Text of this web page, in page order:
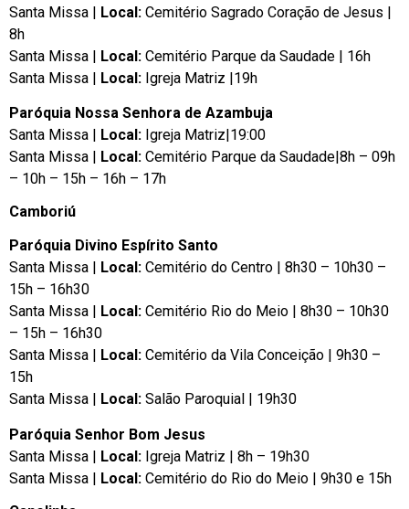
Santa Missa | Local: Cemitério Sagrado Coração de Jesus |
8h
Santa Missa | Local: Cemitério Parque da Saudade | 16h
Santa Missa | Local: Igreja Matriz |19h
Paróquia Nossa Senhora de Azambuja
Santa Missa | Local: Igreja Matriz|19:00
Santa Missa | Local: Cemitério Parque da Saudade|8h – 09h
– 10h – 15h – 16h – 17h
Camboriú
Paróquia Divino Espírito Santo
Santa Missa |
Local: Cemitério do Centro | 8h30 – 10h30 –
15h – 16h30
Santa Missa |
Local: Cemitério Rio do Meio | 8h30 – 10h30
– 15h – 16h30
Santa Missa |
Local: Cemitério da Vila Conceição | 9h30 –
15h
Santa Missa |
Local: Salão Paroquial | 19h30
Paróquia Senhor Bom Jesus
Santa Missa | Local: Igreja Matriz | 8h – 19h30
Santa Missa | Local: Cemitério do Rio do Meio | 9h30 e 15h